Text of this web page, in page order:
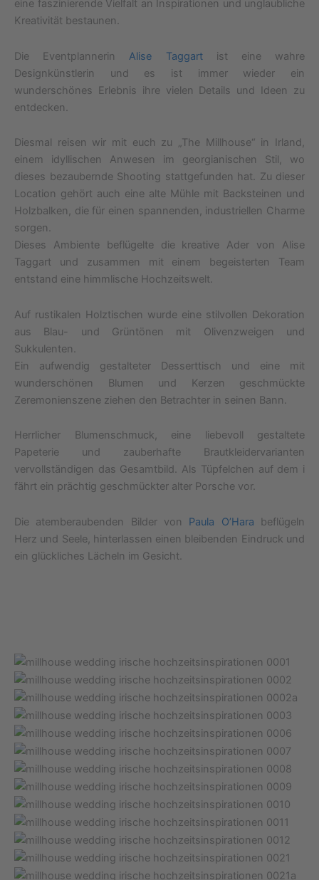
eine faszinierende Vielfalt an Inspirationen und unglaubliche
Kreativität bestaunen.
Die Eventplannerin Alise Taggartist eine wahre
Designkünstlerin und es ist immer wieder ein
wunderschönes Erlebnis ihre vielen Details und Ideen zu
entdecken.
Diesmal reisen wir mit euch zu „The Millhouse“ in Irland,
einem idyllischen Anwesen im georgianischen Stil, wo
dieses bezaubernde Shooting stattgefunden hat. Zu dieser
Location gehört auch eine alte Mühle mit Backsteinen und
Holzbalken, die für einen spannenden, industriellen Charme
sorgen.
Dieses Ambiente beflügelte die kreative Ader von Alise
Taggart und zusammen mit einem begeisterten Team
entstand eine himmlische Hochzeitswelt.
Auf rustikalen Holztischen wurde eine stilvollen Dekoration
aus Blau- und Grüntönen mit Olivenzweigen und
Sukkulenten.
Ein aufwendig gestalteter Desserttisch und eine mit
wunderschönen Blumen und Kerzen geschmückte
Zeremonienszene ziehen den Betrachter in seinen Bann.
Herrlicher Blumenschmuck, eine liebevoll gestaltete
Papeterie und zauberhafte Brautkleidervarianten
vervollständigen das Gesamtbild. Als Tüpfelchen auf dem i
fährt ein prächtig geschmückter alter Porsche vor.
Die atemberaubenden Bilder von Paula O’Hara beflügeln
Herz und Seele, hinterlassen einen bleibenden Eindruck und
ein glückliches Lächeln im Gesicht.